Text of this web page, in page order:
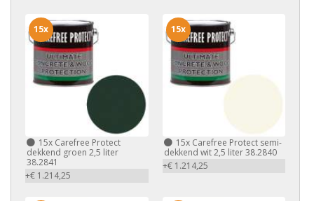
15x Carefree Protect
dekkend groen 2,5 liter
38.2841
+€ 1.214,25
15x
15xCarefree Protect semi-
dekkend wit 2,5 liter 38.2840
+€ 1.214,25
15x